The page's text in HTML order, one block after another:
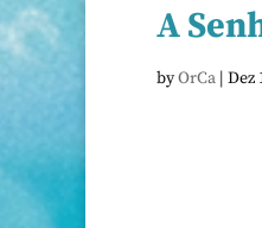
A
byOrCa | Dez